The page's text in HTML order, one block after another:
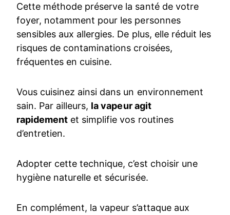
Cette méthode préserve la santé de votre
foyer, notamment pour les personnes
sensibles aux allergies. De plus, elle réduit les
risques de contaminations croisées,
fréquentes en cuisine.
Vous cuisinez ainsi dans un environnement
sain. Par ailleurs, la vapeur agit
rapidement et simplifie vos routines
d’entretien.
Adopter cette technique, c’est choisir une
hygiène naturelle et sécurisée.
En complément, la vapeur s’attaque aux